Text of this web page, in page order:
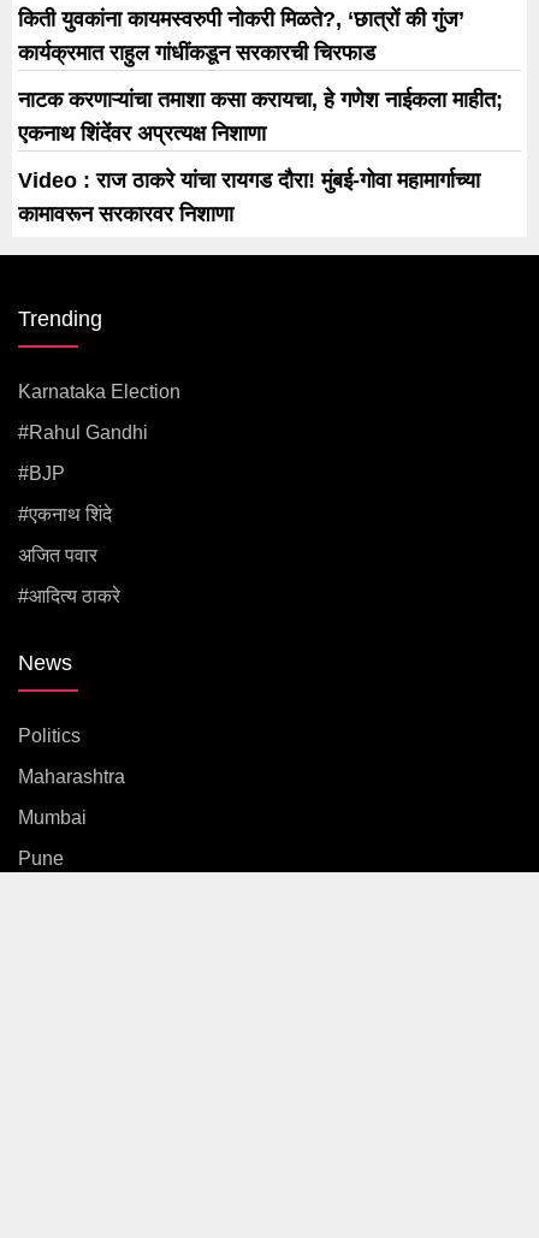
किती युवकांना कायमस्वरुपी नोकरी मिळते?, ‘छात्रों की गुंज’
कार्यक्रमात राहुल गांधींकडून सरकारची चिरफाड
नाटक करणाऱ्यांचा तमाशा कसा करायचा, हे गणेश नाईकला माहीत;
एकनाथ शिंदेंवर अप्रत्यक्ष निशाणा
Video : राज ठाकरे यांचा रायगड दौरा! मुंबई-गोवा महामार्गाच्या
कामावरून सरकारवर निशाणा
Trending
Karnataka Election
#rahul Gandhi
#BJP
#एकनाथ शिंदे
अजित पवार
#आदित्य ठाकरे
News
Politics
Maharashtra
Mumbai
Pune